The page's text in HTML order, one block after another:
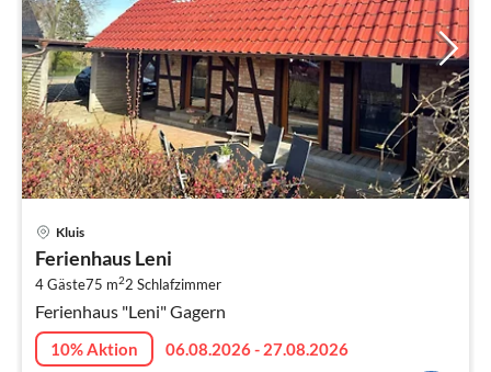
Kluis
Ferienhaus Leni
4 Gäste75 m22 Schlafzimmer
Ferienhaus "Leni" Gagern
10% Aktion
06.08.2026 - 27.08.2026